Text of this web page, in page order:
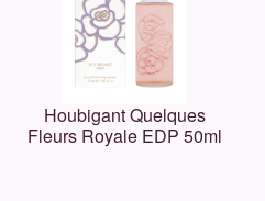
Houbigant Quelques
Fleurs Royale EDP 50ml